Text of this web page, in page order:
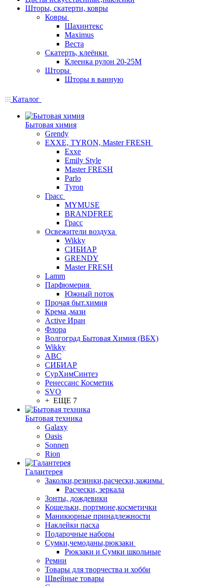
Шторы, скатерти, ковры
Ковры
Шахинтекс
Maximus
Веста
Скатерть, клеёнки
Клеенка рулон 20-25М
Шторы
Шторы в ванную
Каталог
Бытовая химия
Grendy
EXXE, TYRON, Master FRESH
Exxe
Emily Style
Master FRESH
Parlo
Tyron
Грасс
MYMUSE
BRANDFREE
Грасс
Освежители воздуха
Wikky
СИБИАР
GRENDY
Master FRESH
Lamm
Парфюмерия
Южный поток
Прочая быт.химия
Крема ,мази
Аctive Иран
Флора
Волгоград Бытовая Химия (ВБХ)
Wikky
АВС
СИБИАР
СурХимСинтез
Ренессанс Косметик
SVO
+ ЕЩЕ 7
Бытовая техника
Galaxy
Oasis
Sonnen
Rion
Галантерея
Заколки,резинки,расчески,зажимы
Расчески, зеркала
Зонты, дождевики
Кошельки, портмоне,косметички
Маникюрные принадлежности
Наклейки пасха
Подарочные наборы
Сумки,чемоданы,рюкзаки
Рюкзаки и Сумки школьные
Ремни
Товары для творчества и хобби
Швейные товары